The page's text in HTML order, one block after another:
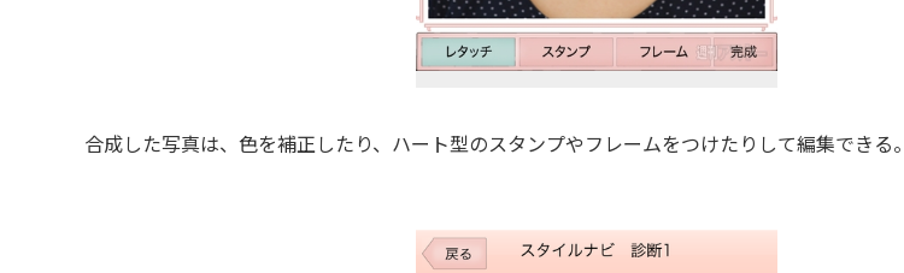
合成した写真は、色を補正したり、ハート型のスタンプやフレームをつけたりして編集できる。